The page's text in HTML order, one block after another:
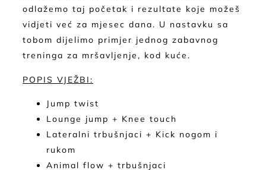
odlažemo taj početak i rezultate koje možeš
vidjeti već za mjesec dana. U nastavku sa
tobom dijelimo primjer jednog zabavnog
treninga za mršavljenje, kod kuće.
POPIS VJEŽBI:
Jump twist
Lounge jump + Knee touch
Lateralni trbušnjaci + Kick nogom i
rukom
Animal flow + trbušnjaci